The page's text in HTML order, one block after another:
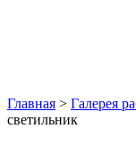
Главная > Галерея
светильник